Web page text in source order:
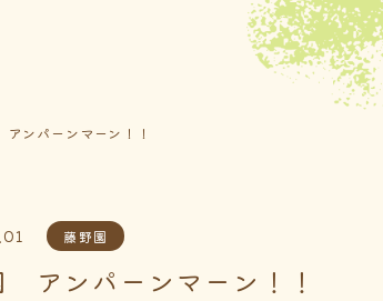
ンパーンマーン！！
藤野園
アンパーンマーン！！